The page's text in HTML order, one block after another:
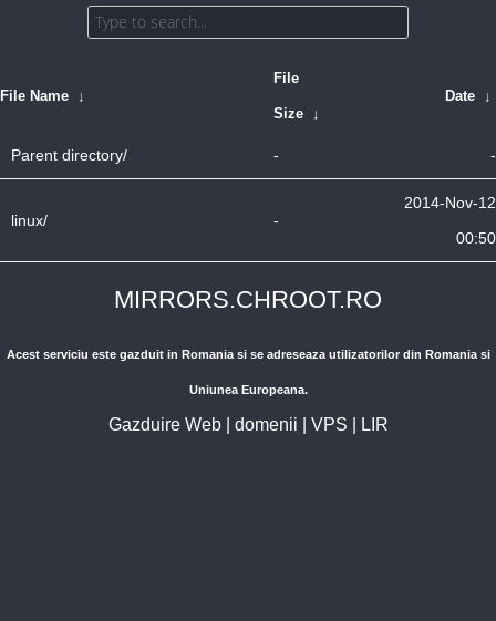
File Name ↓
File
Size ↓
Date ↓
Parent directory/ - -
linux/ -
2014-Nov-12
00:50
MIRRORS.CHROOT.RO
Acest serviciu este gazduit in Romania si se adreseaza utilizatorilor din Romania si
Uniunea Europeana.
Gazduire Web| domenii VPS LIR